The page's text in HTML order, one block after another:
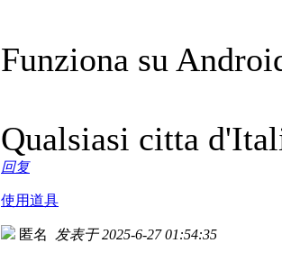
Funziona su
Qualsiasi citta
回复
使用道具
匿名 发表于 2025-6-27 01:54:35